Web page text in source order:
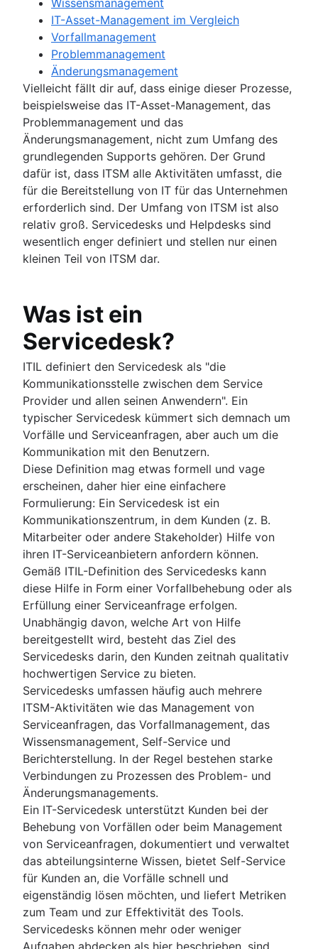
IT-Asset-Management im Vergleich
Vorfallmanagement
Problemmanagement
Änderungsmanagement
Vielleicht fällt dir auf, dass einige dieser Prozesse,
beispielsweise das IT-Asset-Management, das
Problemmanagement und das
Änderungsmanagement, nicht zum Umfang des
grundlegenden Supports gehören. Der Grund
dafür ist, dass ITSM alle Aktivitäten umfasst, die
für die Bereitstellung von IT für das Unternehmen
erforderlich sind. Der Umfang von ITSM ist also
relativ groß. Servicedesks und Helpdesks sind
wesentlich enger definiert und stellen nur einen
kleinen Teil von ITSM dar.
Was ist ein
Servicedesk?
ITIL definiert den Servicedesk als "die
Kommunikationsstelle zwischen dem Service
Provider und allen seinen Anwendern". Ein
typischer Servicedesk kümmert sich demnach um
Vorfälle und Serviceanfragen, aber auch um die
Kommunikation mit den Benutzern.
Diese Definition mag etwas formell und vage
erscheinen, daher hier eine einfachere
Formulierung: Ein Servicedesk ist ein
Kommunikationszentrum, in dem Kunden (z. B.
Mitarbeiter oder andere Stakeholder) Hilfe von
ihren IT-Serviceanbietern anfordern können.
Gemäß ITIL-Definition des Servicedesks kann
diese Hilfe in Form einer Vorfallbehebung oder als
Erfüllung einer Serviceanfrage erfolgen.
Unabhängig davon, welche Art von Hilfe
bereitgestellt wird, besteht das Ziel des
Servicedesks darin, den Kunden zeitnah qualitativ
hochwertigen Service zu bieten.
Servicedesks umfassen häufig auch mehrere
ITSM-Aktivitäten wie das Management von
Serviceanfragen, das Vorfallmanagement, das
Wissensmanagement, Self-Service und
Berichterstellung. In der Regel bestehen starke
Verbindungen zu Prozessen des Problem- und
Änderungsmanagements.
Ein IT-Servicedesk unterstützt Kunden bei der
Behebung von Vorfällen oder beim Management
von Serviceanfragen, dokumentiert und verwaltet
das abteilungsinterne Wissen, bietet Self-Service
für Kunden an, die Vorfälle schnell und
eigenständig lösen möchten, und liefert Metriken
zum Team und zur Effektivität des Tools.
Servicedesks können mehr oder weniger
Aufgaben abdecken als hier beschrieben, sind